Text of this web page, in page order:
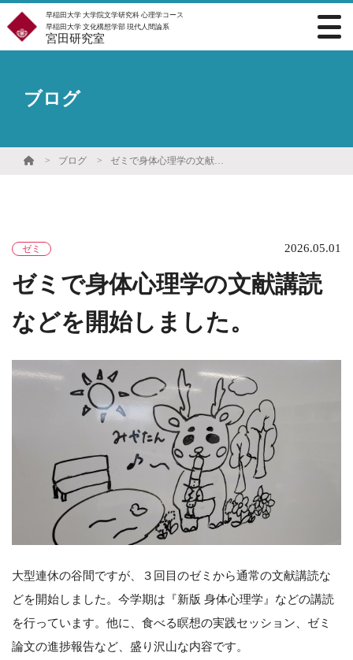
早稲田大学 大学院文学研究科 心理学コース
早稲田大学 文化構想学部 現代人間論系
宮田研究室
ブログ
ブログ ゼミで身体心理学の文献講読などを開始しました。
ゼミ 2026.05.01
ゼミで身体心理学の文献講読
などを開始しました。
大型連休の谷間ですが、３回目のゼミから通常の文献講読な
どを開始しました。今学期は『新版 身体心理学』などの講読
を行っています。他に、食べる瞑想の実践セッション、ゼミ
論文の進捗報告など、盛り沢山な内容です。